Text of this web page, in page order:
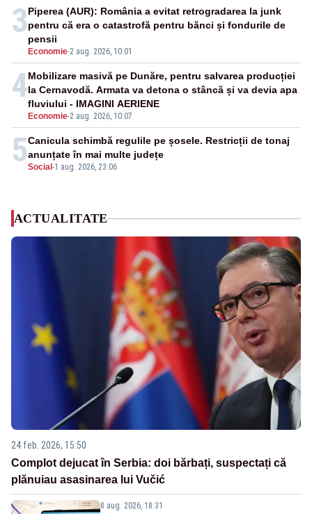
3
Economie-2 aug. 2026, 10:01
Piperea (AUR): România a evitat retrogradarea la junk
pentru că era o catastrofă pentru bănci și fondurile de
pensii
4
Economie-2 aug. 2026, 10:07
Mobilizare masivă pe Dunăre, pentru salvarea producției
la Cernavodă. Armata va detona o stâncă și va devia apa
fluviului - IMAGINI AERIENE
5Social -1 aug. 2026, 23:06
Canicula schimbă regulile pe șosele. Restricții de tonaj
anunțate în mai multe județe
ACTUALITATE
24 feb. 2026, 15:50
Complot dejucat în Serbia: doi bărbați, suspectați că
plănuiau asasinarea lui Vučić
8 aug. 2026, 18:31